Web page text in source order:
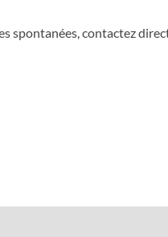
spontanées, contactez